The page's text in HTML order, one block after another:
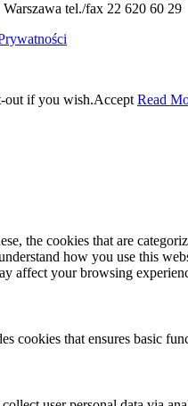
tel./fax 22 620 60 29
out if you wish.Accept Read
the cookies that are
how you use this
affect your browsing
that ensures basic